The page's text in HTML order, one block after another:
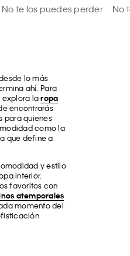
No te los puedes perder No
lo más
ahí. Para
explora laropa
encontrarás
para quienes
como la
que define a
y estilo
interior.
favoritos con
atemporales
momento del